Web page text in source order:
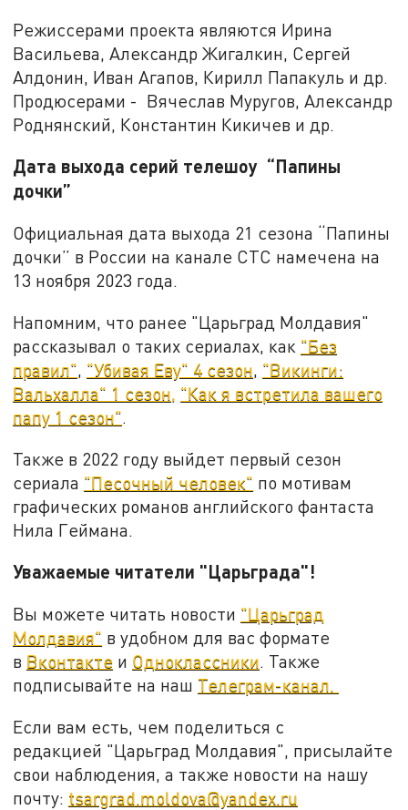
Режиссерами проекта являются Ирина
Васильева, Александр Жигалкин, Сергей
Алдонин, Иван Агапов, Кирилл Папакуль и др.
Продюсерами - Вячеслав Муругов, Александр
Роднянский, Константин Кикичев и др.
Дата выхода серий телешоу “Папины
дочки”
Официальная дата выхода 21 сезона “Папины
дочки” в России на канале СТС намечена на
13 ноября 2023 года.
Напомним, что ранее "Царьград Молдавия"
рассказывал о таких сериалах, как "Без
правил", "Убивая Еву" 4 сезон, "Викинги:
Вальхалла" 1 сезон, "Как я встретила вашего
папу 1 сезон".
Также в 2022 году выйдет первый сезон
сериала "Песочный человек" по мотивам
графических романов английского фантаста
Нила Геймана.
Уважаемые читатели "Царьграда"!
Вы можете читать новости "Царьград
Молдавия" в удобном для вас формате
в Вконтакте и Одноклассники. Также
подписывайте на наш Телеграм-канал.
Если вам есть, чем поделиться с
редакцией "Царьград Молдавия", присылайте
свои наблюдения, а также новости на нашу
почту: tsargrad.moldova@yandex.ru